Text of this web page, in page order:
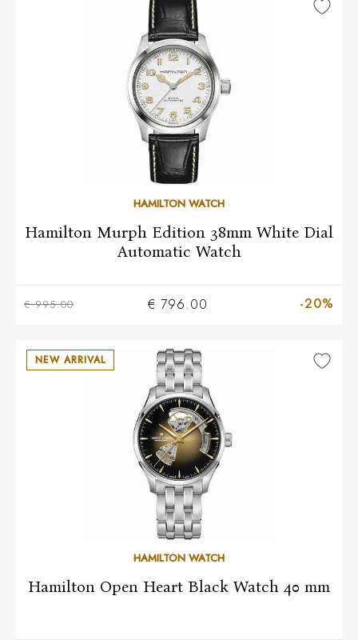
HAMILTON WATCH
Hamilton Murph Edition 38mm White Dial
Automatic Watch
€ 995.00 € 796.00 -20%
NEW ARRIVAL
HAMILTON WATCH
Hamilton Open Heart Black Watch 40 mm